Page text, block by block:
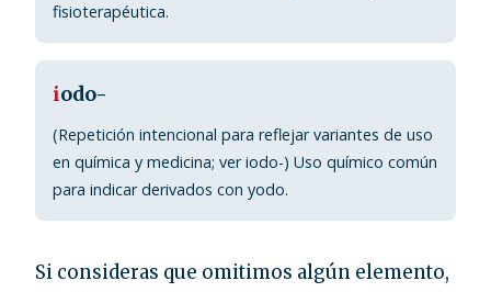
fisioterapéutica.
iodo-
(Repetición intencional para reflejar variantes de uso
en química y medicina; ver iodo-) Uso químico común
para indicar derivados con yodo.
Si consideras que omitimos algún elemento,